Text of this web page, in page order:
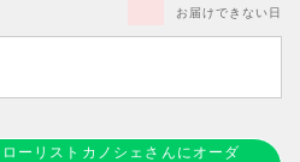
お届けできない日
ーリストカノシェさんにオーダ